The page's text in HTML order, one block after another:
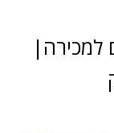
למכירה|